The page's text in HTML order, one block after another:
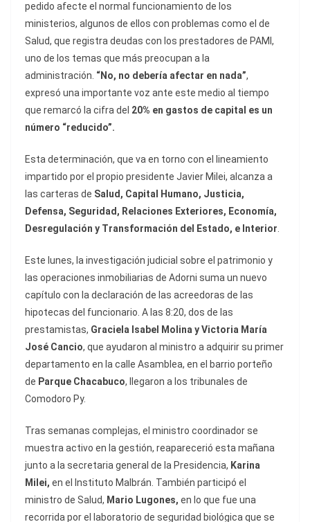
pedido afecte el normal funcionamiento de los
ministerios, algunos de ellos con problemas como el de
Salud, que registra deudas con los prestadores de PAMI,
uno de los temas que más preocupan a la
administración. “No, no debería afectar en nada”,
expresó una importante voz ante este medio al tiempo
que remarcó la cifra del 20% en gastos de capital es un
número “reducido”.
Esta determinación, que va en torno con el lineamiento
impartido por el propio presidente Javier Milei, alcanza a
las carteras de Salud, Capital Humano, Justicia,
Defensa, Seguridad, Relaciones Exteriores, Economía,
Desregulación y Transformación del Estado, e Interior.
Este lunes, la investigación judicial sobre el patrimonio y
las operaciones inmobiliarias de Adorni suma un nuevo
capítulo con la declaración de las acreedoras de las
hipotecas del funcionario. A las 8:20, dos de las
prestamistas, Graciela Isabel Molina y Victoria María
José Cancio, que ayudaron al ministro a adquirir su primer
departamento en la calle Asamblea, en el barrio porteño
de Parque Chacabuco, llegaron a los tribunales de
Comodoro Py.
Tras semanas complejas, el ministro coordinador se
muestra activo en la gestión, reaparecerió esta mañana
junto a la secretaria general de la Presidencia, Karina
Milei, en el Instituto Malbrán. También participó el
ministro de Salud, Mario Lugones, en lo que fue una
recorrida por el laboratorio de seguridad biológica que se